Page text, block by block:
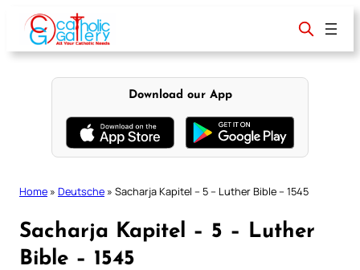
content
Download our App
Home » Deutsche » Sacharja Kapitel – 5 – Luther Bible – 1545
Sacharja Kapitel – 5 – Luther
Bible – 1545